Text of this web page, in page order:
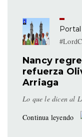
Portal
Nancy
refuerza
Arriaga
Lo que le dicen al
Continua leyendo